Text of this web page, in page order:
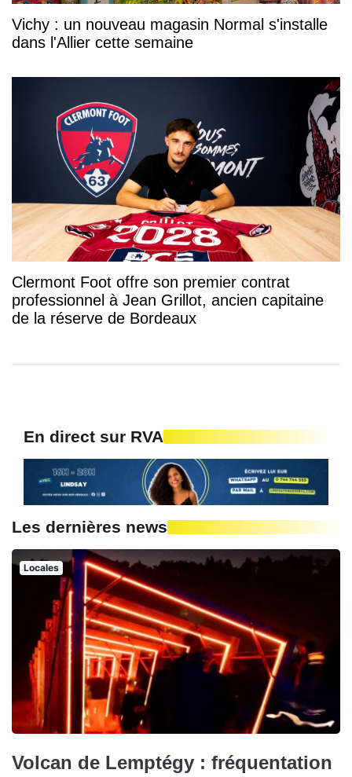
Vichy : un nouveau magasin Normal s'installe
dans l'Allier cette semaine
Clermont Foot offre son premier contrat
professionnel à Jean Grillot, ancien capitaine
de la réserve de Bordeaux
En direct sur RVA
Les dernières news
Locales
Volcan de Lemptégy : fréquentation